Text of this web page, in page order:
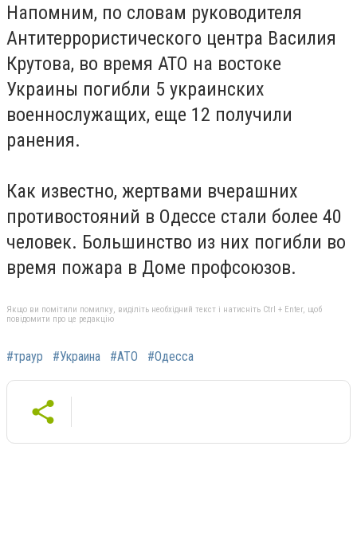
Напомним, по словам руководителя
Антитеррористического центра Василия
Крутова, во время АТО на востоке
Украины погибли 5 украинских
военнослужащих, еще 12 получили
ранения.
Как известно, жертвами вчерашних
противостояний в Одессе стали более 40
человек. Большинство из них погибли во
время пожара в Доме профсоюзов.
Якщо ви помітили помилку, виділіть необхідний текст і натисніть Ctrl + Enter, щоб
повідомити про це редакцію
#траур #Украина #АТО #Одесса